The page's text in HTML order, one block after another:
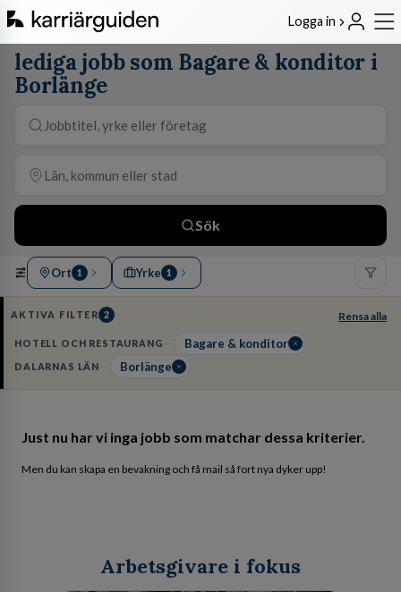
Logga in
lediga jobb som Bagare & konditor i
Borlänge
Sök
Ort 1 Yrke 1
AKTIVA FILTER 2 Rensa alla
HOTELL OCH RESTAURANG Bagare & konditor
DALARNAS LÄN Borlänge
Just nu har vi inga jobb som matchar dessa kriterier.
Men du kan skapa en bevakning och få mail så fort nya dyker upp!
Arbetsgivare i fokus